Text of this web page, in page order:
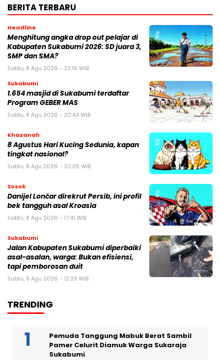
BERITA TERBARU
Headline
Menghitung angka drop out pelajar di
Kabupaten Sukabumi 2026: SD juara 3,
SMP dan SMA?
Sabtu, 8 Agu 2026 - 22:16 WIB
Sukabumi
1.654 masjid di Sukabumi terdaftar
Program GEBER MAS
Sabtu, 8 Agu 2026 - 20:43 WIB
Khazanah
8 Agustus Hari Kucing Sedunia, kapan
tingkat nasional?
Sabtu, 8 Agu 2026 - 20:05 WIB
Sosok
Danijel Lončar direkrut Persib, ini profil
bek tangguh asal Kroasia
Sabtu, 8 Agu 2026 - 17:41 WIB
Sukabumi
Jalan Kabupaten Sukabumi diperbaiki
asal-asalan, warga: Bukan efisiensi,
tapi pemborosan duit
Sabtu, 8 Agu 2026 - 12:29 WIB
TRENDING
Pemuda Tanggung Mabuk Berat Sambil
Pamer Celurit Diamuk Warga Sukaraja
Sukabumi